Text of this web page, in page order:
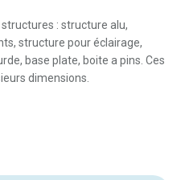
: structure alu,
structure pour éclairage,
base plate, boite a pins. Ces
dimensions.